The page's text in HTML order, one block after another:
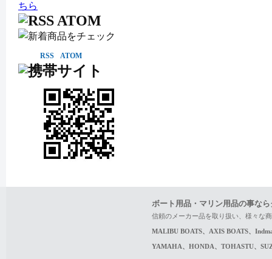
RSS ATOM
ボート用品・マリン用品の事な
信頼のメーカー品を取り扱い、様々な
MALIBU BOATS、AXIS BOATS、
YAMAHA、HONDA、TOHASTU、